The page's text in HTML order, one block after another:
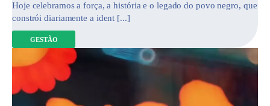
Hoje celebramos a força, a história e o legado do povo negro, que
constrói diariamente a ident [...]
GESTÃO